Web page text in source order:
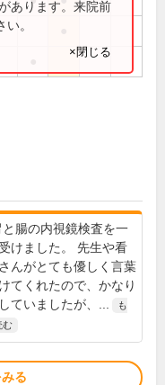
あります。来院前
。
×閉じる
と腸の内視鏡検査を一
けました。 先生や看
んがとても優しく言葉
てくれたので、かなり
ていましたが、...
も
む
る